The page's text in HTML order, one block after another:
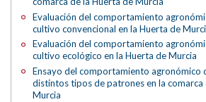
Evaluación del comportamiento
cultivo convencional en la Huerta de
Evaluación del comportamiento
cultivo ecológico en la Huerta de Murcia
Ensayo del comportamiento agronómico
distintos tipos de patrones en la comarca
Murcia